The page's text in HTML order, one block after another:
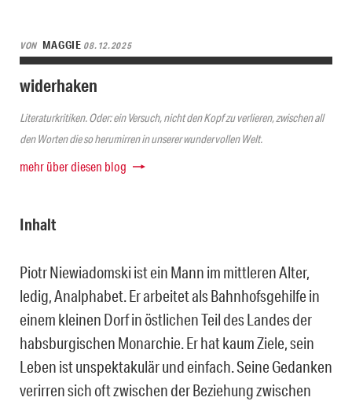
VON MAGGIE 08.12.2025
widerhaken
Literaturkritiken. Oder: ein Versuch, nicht den Kopf zu verlieren, zwischen all
den Worten die so herumirren in unserer wundervollen Welt.
mehr über diesen blog
Inhalt
Piotr Niewiadomski ist ein Mann im mittleren Alter,
ledig, Analphabet. Er arbeitet als Bahnhofsgehilfe in
einem kleinen Dorf in östlichen Teil des Landes der
habsburgischen Monarchie. Er hat kaum Ziele, sein
Leben ist unspektakulär und einfach. Seine Gedanken
verirren sich oft zwischen der Beziehung zwischen